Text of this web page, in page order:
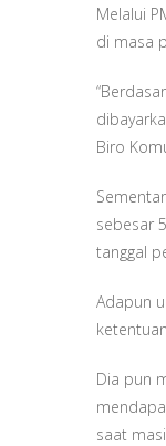
Melalui
di masa
Biro
sebesar
tanggal
Adapun
Dia pun
saat